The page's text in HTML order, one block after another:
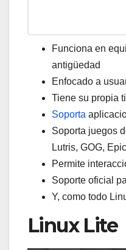
Funciona en
antigüedad
Enfocado a
Tiene su propia
Soporta
Soporta juegos
Lutris, GOG,
Permite
Soporte oficial
Y, como todo
Linux Lite